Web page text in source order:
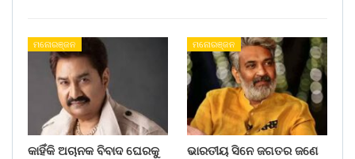
ମନୋରଞ୍ଜନ
କାହିଁକି ଅଚାନକ ବିବାଦ ଘେରକୁ
ମନୋରଞ୍ଜନ
ଭାରତୀୟ ସିନେ ଜଗତର ଜଣେ